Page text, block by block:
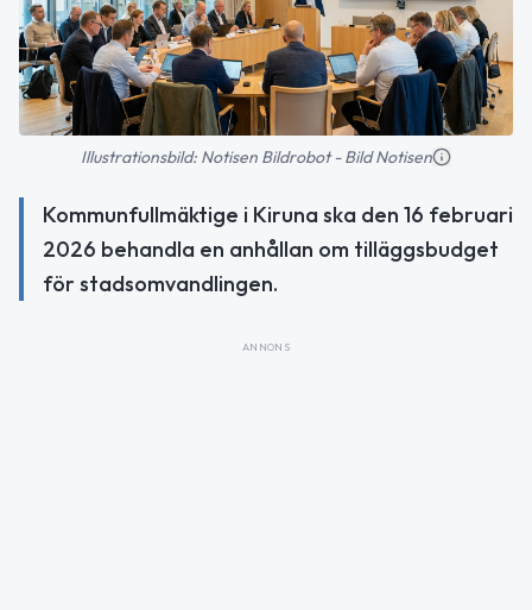
Illustrationsbild: Notisen Bildrobot - Bild Notisen
Kommunfullmäktige i Kiruna ska den 16 februari
2026 behandla en anhållan om tilläggsbudget
för stadsomvandlingen.
ANNONS